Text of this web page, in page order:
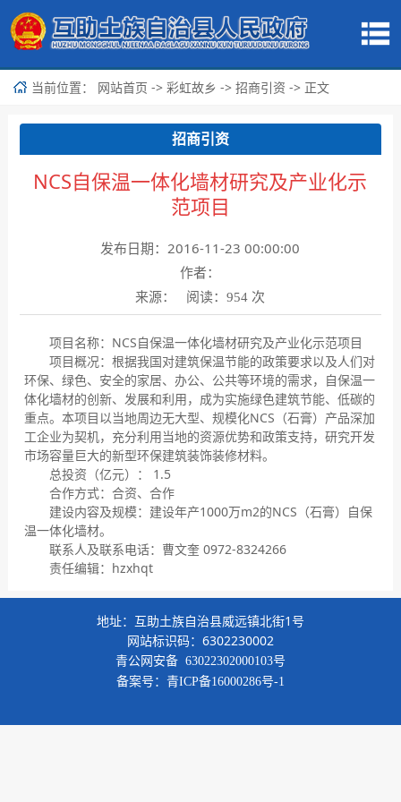
当前位置： 网站首页 -> 彩虹故乡 -> 招商引资 -> 正文
招商引资
NCS自保温一体化墙材研究及产业化示
范项目
发布日期：2016-11-23 00:00:00
作者：
来源： 阅读：954 次
项目名称：NCS自保温一体化墙材研究及产业化示范项目
项目概况：根据我国对建筑保温节能的政策要求以及人们对
环保、绿色、安全的家居、办公、公共等环境的需求，自保温一
体化墙材的创新、发展和利用，成为实施绿色建筑节能、低碳的
重点。本项目以当地周边无大型、规模化NCS（石膏）产品深加
工企业为契机，充分利用当地的资源优势和政策支持，研究开发
市场容量巨大的新型环保建筑装饰装修材料。
总投资（亿元）： 1.5
合作方式：合资、合作
建设内容及规模：建设年产1000万m2的NCS（石膏）自保
温一体化墙材。
联系人及联系电话：曹文奎 0972-8324266
责任编辑：hzxhqt
地址：互助土族自治县威远镇北街1号
网站标识码：6302230002
青公网安备 63022302000103号
备案号： 青ICP备16000286号-1